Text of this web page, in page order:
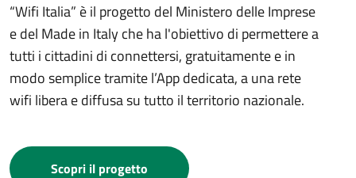
“Wifi Italia” è il progetto del Ministero delle Imprese
e del Made in Italy che ha l'obiettivo di permettere a
tutti i cittadini di connettersi, gratuitamente e in
modo semplice tramite l’App dedicata, a una rete
wifi libera e diffusa su tutto il territorio nazionale.
Scopri il progetto